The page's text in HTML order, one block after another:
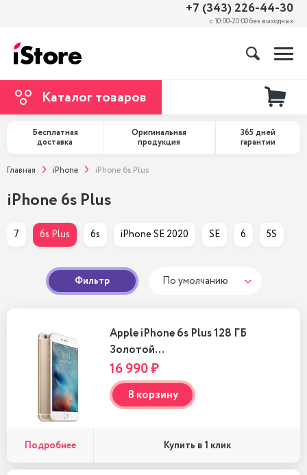
+7 (343) 226-44-30
с 10:00-20:00 без выходных
Каталог товаров
Бесплатная
доставка
Оригинальная
продукция
365 дней
гарантии
Главная iPhone iPhone 6s Plus
iPhone 6s Plus
7 6s Plus 6s iPhone SE 2020 SE 6 5S
Фильтр По умолчанию
Apple iPhone 6s Plus 128 ГБ
Золотой…
16 990 ₽
В корзину
Подробнее Купить в 1 клик